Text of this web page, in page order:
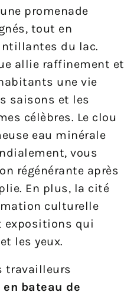
promenade
tout en
du lac.
allie raffinement et
une vie
saisons et les
célèbres. Le clou
eau minérale
vous
régénérante après
En plus, la cité
culturelle
expositions qui
les yeux.
travailleurs
bateau de